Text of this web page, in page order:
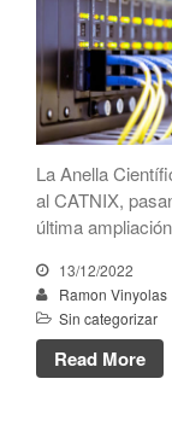
La Anella
al CATNIX,
última
13/12/2022
Ramon Vinyolas
Sin categorizar
Read More